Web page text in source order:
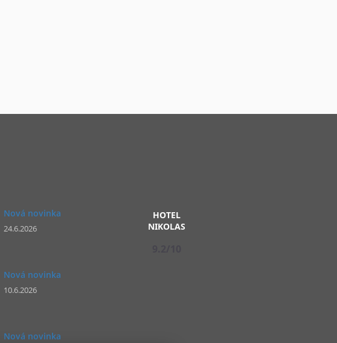
Nová novinka
24.6.2026
Nová novinka
10.6.2026
Nová novinka
HOTEL
NIKOLAS